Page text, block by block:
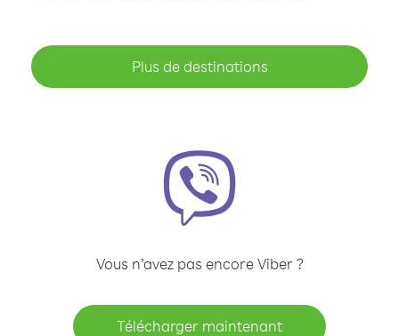
Plus de destinations
Vous n’avez pas encore Viber ?
Télécharger maintenant